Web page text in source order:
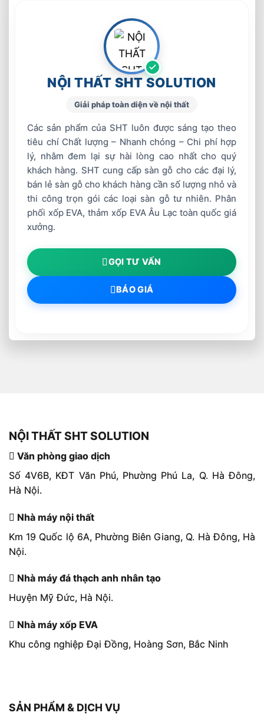
NỘI THẤT SHT SOLUTION
Giải pháp toàn diện về nội thất
Các sản phẩm của SHT luôn được sáng tạo theo
tiêu chí Chất lượng – Nhanh chóng – Chi phí hợp
lý, nhằm đem lại sự hài lòng cao nhất cho quý
khách hàng. SHT cung cấp sàn gỗ cho các đại lý,
bán lẻ sàn gỗ cho khách hàng cần số lượng nhỏ và
thi công trọn gói các loại sàn gỗ tư nhiên. Phân
phối xốp EVA, thảm xốp EVA Âu Lạc toàn quốc giá
xưởng.
GỌI TƯ VẤN
BÁO GIÁ
NỘI THẤT SHT SOLUTION
Văn phòng giao dịch
Số 4V6B, KĐT Văn Phú, Phường Phú La, Q. Hà Đông,
Hà Nội.
Nhà máy nội thất
Km 19 Quốc lộ 6A, Phường Biên Giang, Q. Hà Đông, Hà
Nội.
Nhà máy đá thạch anh nhân tạo
Huyện Mỹ Đức, Hà Nội.
Nhà máy xốp EVA
Khu công nghiệp Đại Đồng, Hoàng Sơn, Bắc Ninh
SẢN PHẨM & DỊCH VỤ